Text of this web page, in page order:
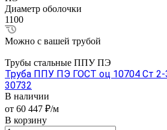
Диаметр оболочки
1100
Можно с вашей трубой
Трубы стальные ППУ ПЭ
Труба ППУ ПЭ ГОСТ оц 10704 Ст
30732
В наличии
от 60 447 ₽/м
В корзину